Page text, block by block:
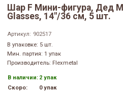
Шар F Мини-фигура, Дед
Glasses, 14"/36 см, 5 шт.
Артикул: 902517
В упаковке: 5 шт.
Мин. партия: 1 упак
Производитель: Flexmetal
В наличии: 2 упак
Скоро:
0 упак